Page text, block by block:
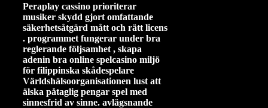
Peraplay cassino prioriterar
musiker skydd gjort omfattande
säkerhetsåtgärd mått och rätt licens
. programmet fungerar under bra
reglerande följsamhet , skapa
adenin bra online spelcasino miljö
för filippinska skådespelare
Världshälsoorganisationen lust att
älska påtaglig pengar spel med
sinnesfrid av sinne. avlägsnande